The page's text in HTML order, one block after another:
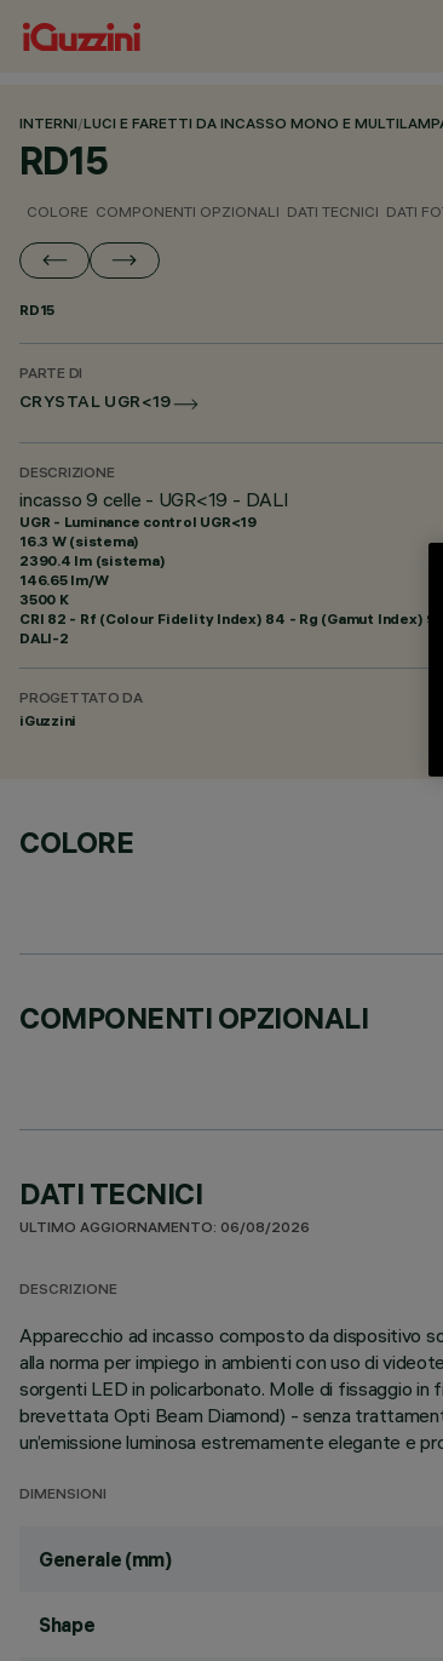
INTERNI/LUCI E FARETTI DA INCASSO MONO E
RD15
COLORE COMPONENTI OPZIONALI DATI TECNICI DATI
RD15
PARTE DI
CRYSTAL UGR<19
DESCRIZIONE
incasso 9 celle - UGR<19 - DALI
UGR - Luminance control UGR<19
16.3 W (sistema)
2390.4 lm (sistema)
146.65 lm/W
3500 K
CRI 82 - Rf (Colour Fidelity Index) 84 - Rg (Gamut Index) 94
DALI-2
PROGETTATO DA
iGuzzini
COLORE
COMPONENTI OPZIONALI
DATI TECNICI
ULTIMO AGGIORNAMENTO: 06/08/2026
DESCRIZIONE
Apparecchio ad incasso composto da dispositivo
alla norma per impiego in ambienti con uso di
sorgenti LED in policarbonato. Molle di fissaggio
brevettata Opti Beam Diamond) - senza
un’emissione luminosa estremamente elegante e
DIMENSIONI
Generale (mm)
Shape